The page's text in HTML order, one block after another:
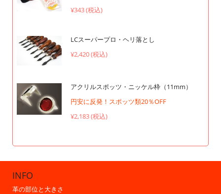
¥343 (税込)
LCスーパープロ・ヘリ落とし
¥2,420 (税込)
アクリルスポッツ・ニッケル枠（11mm）
円安に反発！スポッツ類20％OFF
¥2,183 (税込)
INFO
革の部位と大きさ